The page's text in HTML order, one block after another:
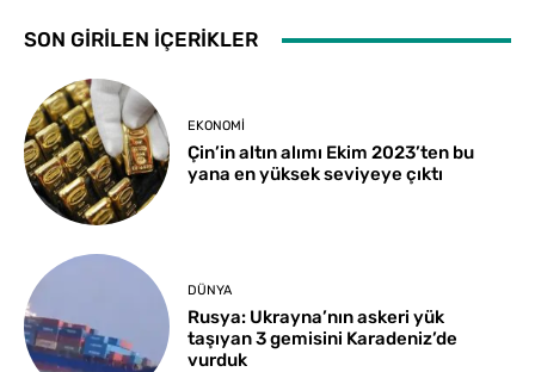
SON GİRİLEN İÇERİKLER
EKONOMI
Çin’in altın alımı Ekim 2023’ten bu
yana en yüksek seviyeye çıktı
DÜNYA
Rusya: Ukrayna’nın askeri yük
taşıyan 3 gemisini Karadeniz’de
vurduk